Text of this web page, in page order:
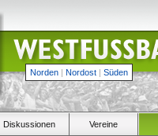
Norden | Nordost | Süden
Diskussionen Vereine